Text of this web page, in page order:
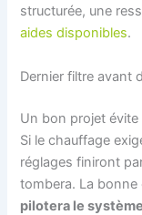
structurée, une
aides disponibles.
Dernier filtre avant
Un bon projet évite
Si le chauffage
réglages finiront
tombera. La
pilotera le